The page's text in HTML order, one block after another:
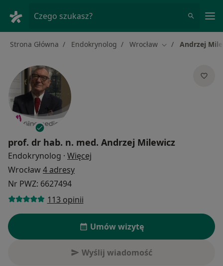
Czego szukasz?
Strona Główna Endokrynolog Wrocław Zmień miasto
Andrzej
prof. dr hab. n. med. Andrzej Milewicz
Endokrynolog · Więcej
Wrocław4 adresy
Nr PWZ: 6627494
113 opinii
Umów wizytę
Wyślij wiadomość